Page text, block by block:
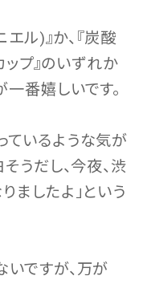
ル)』か、『炭酸
ップ』のいずれか
番嬉しいです。
ているような気が
うだし、今夜、渋
ましたよ」という
ですが、万が